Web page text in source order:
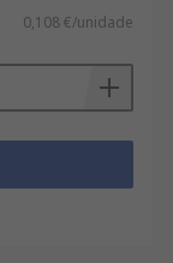
0,108 €/unidade